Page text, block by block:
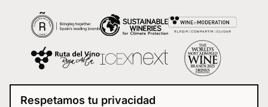
Respetamos tu privacidad